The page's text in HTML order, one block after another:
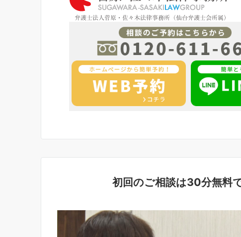
初回のご相談は30分無料